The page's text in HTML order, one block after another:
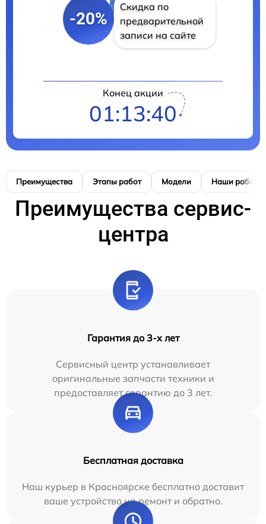
-20%
Скидка по
предварительной
записи на сайте
Конец акции
01:13:39
Преимущества Этапы работ Модели Наши работы
Преимущества сервис-
центра
Гарантия до 3-х лет
Сервисный центр устанавливает
оригинальные запчасти техники и
предоставляет гарантию до 3 лет.
Бесплатная доставка
Наш курьер в Красноярске бесплатно доставит
ваше устройство на ремонт и обратно.